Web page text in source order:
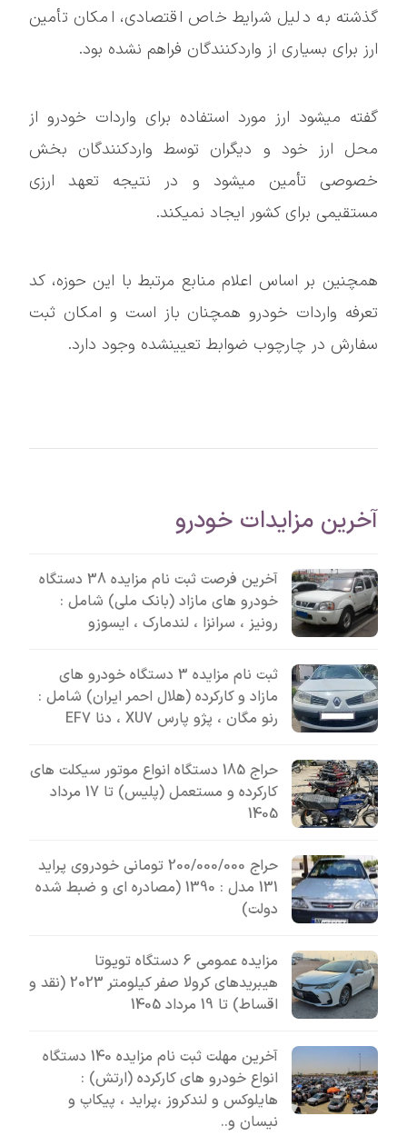
گذشته به دلیل شرایط خاص اقتصادی، امکان تأمین
ارز برای بسیاری از واردکنندگان فراهم نشده بود.
گفته میشود ارز مورد استفاده برای واردات خودرو از
محل ارز خود و دیگران توسط واردکنندگان بخش
خصوصی تأمین میشود و در نتیجه تعهد ارزی
مستقیمی برای کشور ایجاد نمیکند.
همچنین بر اساس اعلام منابع مرتبط با این حوزه، کد
تعرفه واردات خودرو همچنان باز است و امکان ثبت
سفارش در چارچوب ضوابط تعیینشده وجود دارد.
آخرین مزایدات خودرو
آخرین فرصت ثبت نام مزایده 38 دستگاه
خودرو های مازاد (بانک ملی) شامل :
رونیز ، سرانزا ، لندمارک ، ایسوزو
ثبت نام مزایده 3 دستگاه خودرو های
مازاد و کارکرده (هلال احمر ایران) شامل :
رنو مگان ، پژو پارس XU7 ، دنا EF7
حراج 185 دستگاه انواع موتور سیکلت های
کارکرده و مستعمل (پلیس) تا 17 مرداد
1405
حراج 200/000/000 تومانی خودروی پراید
131 مدل : 1390 (مصادره ای و ضبط شده
دولت)
مزایده عمومی 6 دستگاه تویوتا
هیبریدهای کرولا صفر کیلومتر 2023 (نقد و
اقساط) تا 19 مرداد 1405
آخرین مهلت ثبت نام مزایده 140 دستگاه
انواع خودرو های کارکرده (ارتش) :
هایلوکس و لندکروز ،پراید ، پیکاپ و
نیسان و..